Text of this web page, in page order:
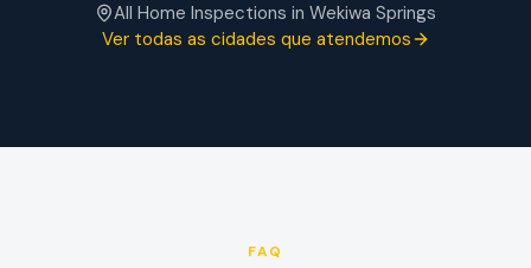
All Home Inspections in Wekiwa Springs
Ver todas as cidades que atendemos
FAQ